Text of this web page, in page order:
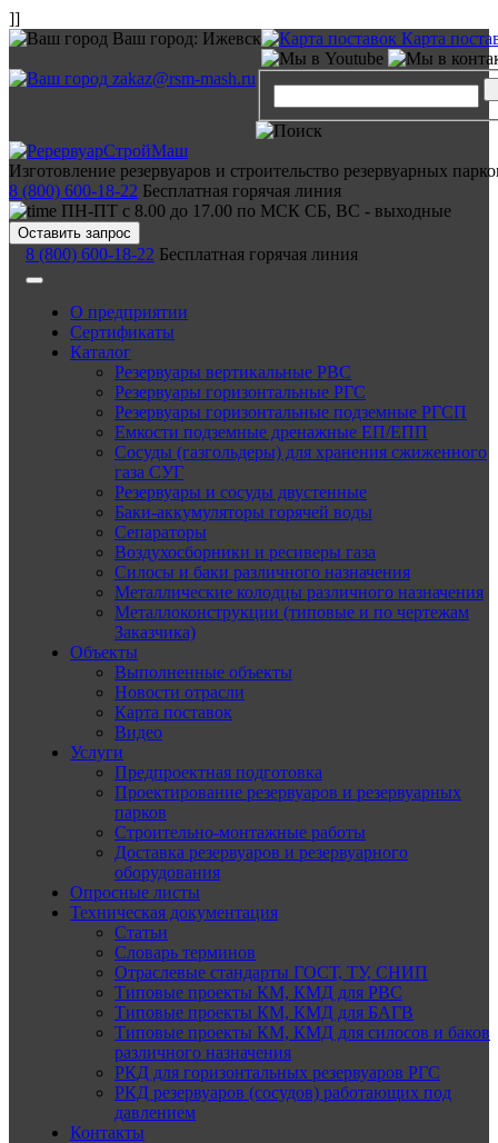
]]
Ваш город: Ижевск Карта
zakaz@rsm-mash.ru
Изготовление резервуаров и строительство резервуарных
8 (800) 600-18-22 Бесплатная горячая линия
ПН-ПТ с 8.00 до 17.00 по МСК СБ, ВС - выходные
Оставить запрос
8 (800) 600-18-22 Бесплатная горячая линия
О предприятии
Сертификаты
Каталог
Резервуары вертикальные РВС
Резервуары горизонтальные РГС
Резервуары горизонтальные подземные РГСП
Емкости подземные дренажные ЕП/ЕПП
Сосуды (газгольдеры) для хранения сжиженного
газа СУГ
Резервуары и сосуды двустенные
Баки-аккумуляторы горячей воды
Сепараторы
Воздухосборники и ресиверы газа
Силосы и баки различного назначения
Металлические колодцы различного назначения
Металлоконструкции (типовые и по чертежам
Заказчика)
Объекты
Выполненные объекты
Новости отрасли
Карта поставок
Видео
Услуги
Предпроектная подготовка
Проектирование резервуаров и резервуарных
парков
Строительно-монтажные работы
Доставка резервуаров и резервуарного
оборудования
Опросные листы
Техническая документация
Статьи
Словарь терминов
Отраслевые стандарты ГОСТ, ТУ, СНИП
Типовые проекты КМ, КМД для РВС
Типовые проекты КМ, КМД для БАГВ
Типовые проекты КМ, КМД для силосов и баков
различного назначения
РКД для горизонтальных резервуаров РГС
РКД резервуаров (сосудов) работающих под
давлением
Контакты